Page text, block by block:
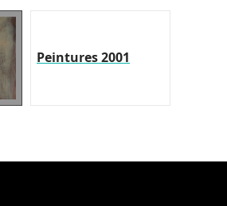
Peintures 2001